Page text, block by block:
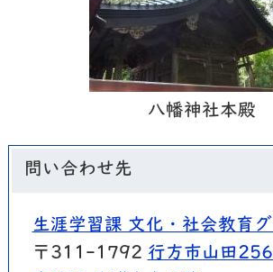
八幡神社本殿
問い合わせ先
生涯学習課 文化・社会教育
〒311-1792 行方市山田